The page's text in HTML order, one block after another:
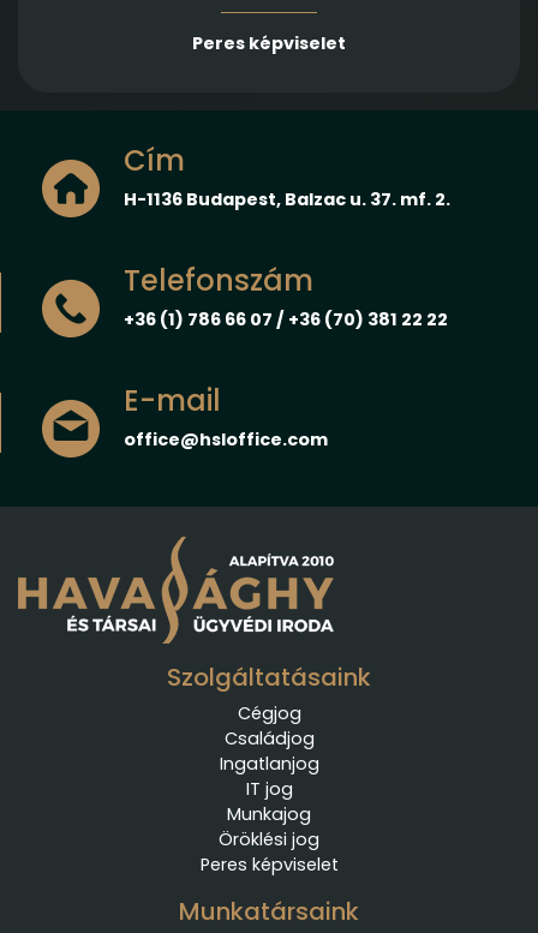
Peres képviselet
Cím
H-1136 Budapest, Balzac u. 37. mf. 2.
Telefonszám
+36 (1) 786 66 07 / +36 (70) 381 22 22
E-mail
office@hsloffice.com
Szolgáltatásaink
Cégjog
Családjog
Ingatlanjog
IT jog
Munkajog
Öröklési jog
Peres képviselet
Munkatársaink